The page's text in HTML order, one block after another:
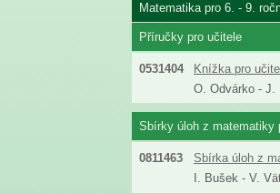
Matematika pro 6. - 9.
Příručky pro učitele
0531404
Knížka pro
O. Odvárko - J.
Sbírky úloh z matematiky
0811463
Sbírka úloh z
I. Bušek - V.